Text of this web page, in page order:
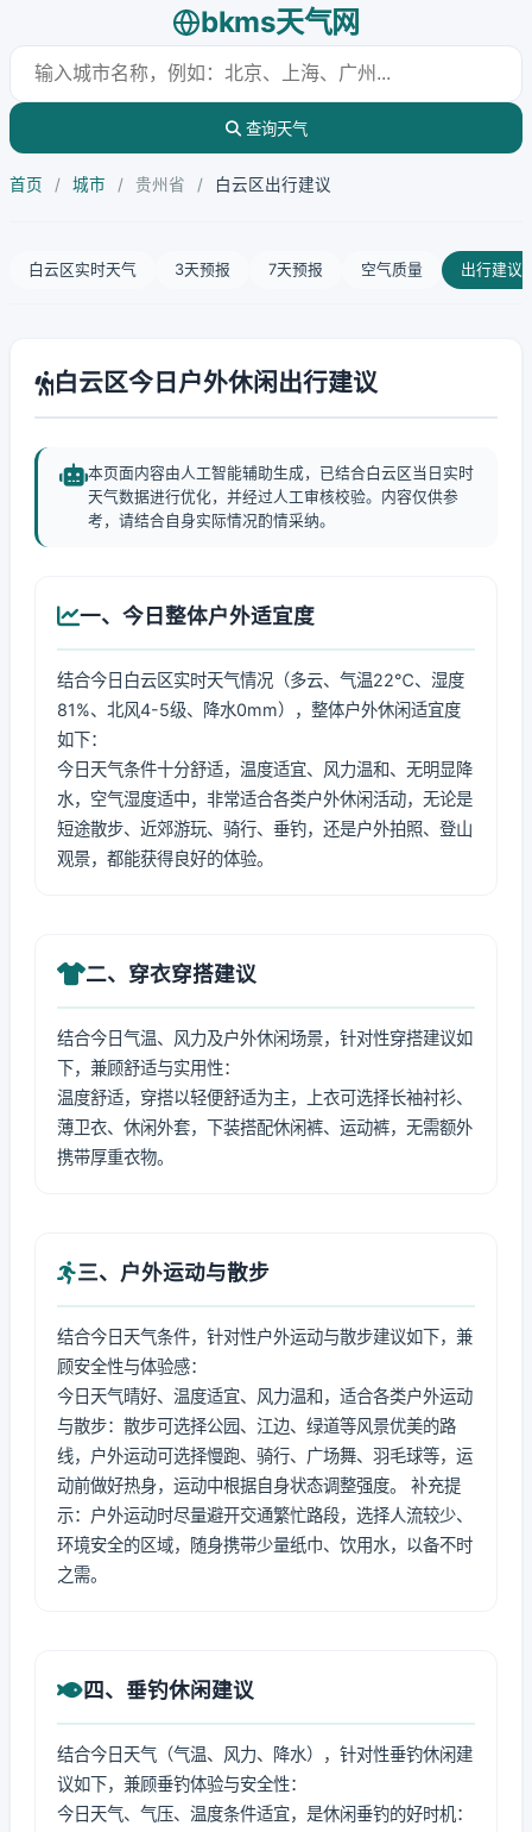
bkms天气网
查询天气
首页 / 城市 / 贵州省 / 白云区出行建议
白云区实时天气 3天预报 7天预报 空气质量 出行建议
白云区今日户外休闲出行建议
本页面内容由人工智能辅助生成，已结合白云区当日实时
天气数据进行优化，并经过人工审核校验。内容仅供参
考，请结合自身实际情况酌情采纳。
一、今日整体户外适宜度
结合今日白云区实时天气情况（多云、气温22℃、湿度
81%、北风4-5级、降水0mm），整体户外休闲适宜度
如下：
今日天气条件十分舒适，温度适宜、风力温和、无明显降
水，空气湿度适中，非常适合各类户外休闲活动，无论是
短途散步、近郊游玩、骑行、垂钓，还是户外拍照、登山
观景，都能获得良好的体验。
二、穿衣穿搭建议
结合今日气温、风力及户外休闲场景，针对性穿搭建议如
下，兼顾舒适与实用性：
温度舒适，穿搭以轻便舒适为主，上衣可选择长袖衬衫、
薄卫衣、休闲外套，下装搭配休闲裤、运动裤，无需额外
携带厚重衣物。
三、户外运动与散步
结合今日天气条件，针对性户外运动与散步建议如下，兼
顾安全性与体验感：
今日天气晴好、温度适宜、风力温和，适合各类户外运动
与散步：散步可选择公园、江边、绿道等风景优美的路
线，户外运动可选择慢跑、骑行、广场舞、羽毛球等，运
动前做好热身，运动中根据自身状态调整强度。 补充提
示：户外运动时尽量避开交通繁忙路段，选择人流较少、
环境安全的区域，随身携带少量纸巾、饮用水，以备不时
之需。
四、垂钓休闲建议
结合今日天气（气温、风力、降水），针对性垂钓休闲建
议如下，兼顾垂钓体验与安全性：
今日天气、气压、温度条件适宜，是休闲垂钓的好时机：